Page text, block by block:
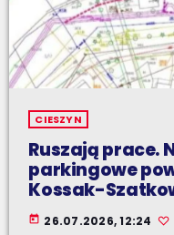
CIESZYN
Ruszają prace.
parkingowe
Kossak-
today 26.07.2026, 12:24